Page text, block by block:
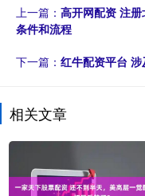
上一篇： 高开网配资 注册
条件和流程
下一篇： 红牛配资平台
相关文章